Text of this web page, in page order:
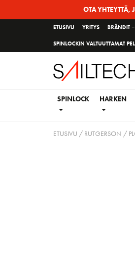
OTA YHTEYTTÄ,
ETUSIVU YRITYS BRÄNDIT
SPINLOCKIN VALTUUTTAMAT
SPINLOCK HARKEN
ETUSIVU / RUTGERSON /